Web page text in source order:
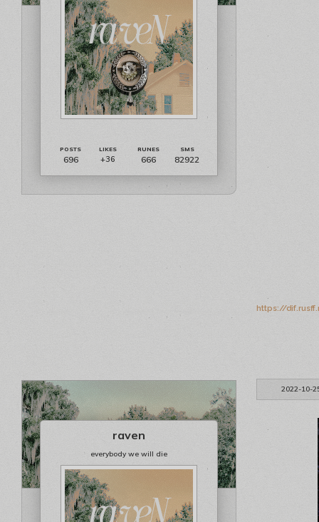
696 +36 666 82922
https://
2022-10-
raven
everybody we will die